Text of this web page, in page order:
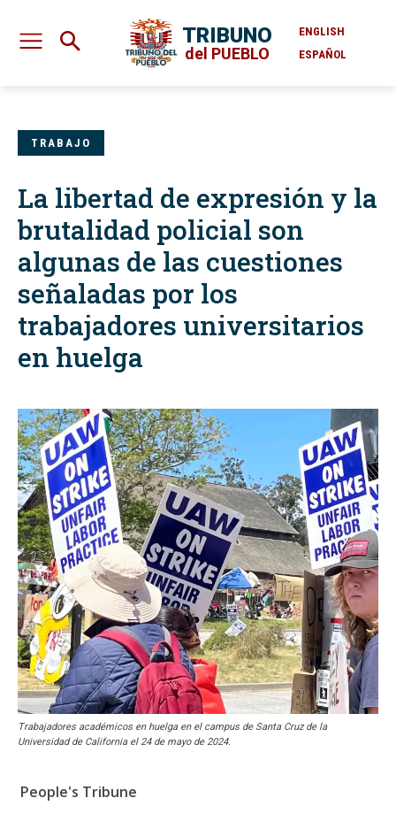
TRIBUNO
del PUEBLO
ENGLISH
ESPAÑOL
TRABAJO
La libertad de expresión y la
brutalidad policial son
algunas de las cuestiones
señaladas por los
trabajadores universitarios
en huelga
Trabajadores académicos en huelga en el campus de Santa Cruz de la
Universidad de California el 24 de mayo de 2024.
People's Tribune